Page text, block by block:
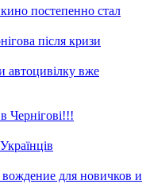
постепенно стал
після кризи
вже
Чернігові!!!
для новичков и